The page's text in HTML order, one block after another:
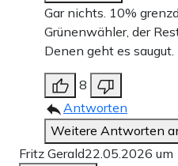
Gar nichts. 10%
Grünenwähler, der
Denen geht es saugut.
8
Antworten
Weitere Antworten
Fritz Gerald22.05.2026 um